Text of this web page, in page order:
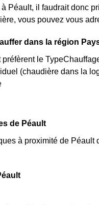
Péault, il faudrait donc
vous pouvez vous
dans la région
le
(chaudière dans la
de Péault
à proximité de